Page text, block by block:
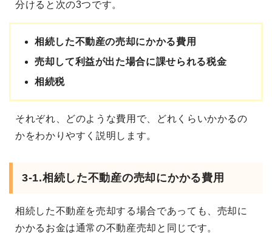
分けると次の3つです。
相続した不動産の売却にかかる費用
売却して利益が出た場合に課せられる税金
相続税
それぞれ、どのような費用で、どれくらいかかるの
かをわかりやすく説明します。
3-1.相続した不動産の売却にかかる費用
相続した不動産を売却する場合であっても、売却に
かかるお金は通常の不動産売却と同じです。